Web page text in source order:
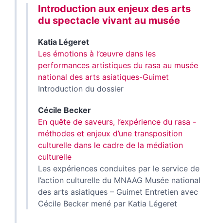
Introduction aux enjeux des arts
du spectacle vivant au musée
Katia Légeret
Les émotions à l’œuvre dans les
performances artistiques du rasa au musée
national des arts asiatiques-Guimet
Introduction du dossier
Cécile Becker
En quête de saveurs, l’expérience du rasa -
méthodes et enjeux d’une transposition
culturelle dans le cadre de la médiation
culturelle
Les expériences conduites par le service de
l’action culturelle du MNAAG Musée national
des arts asiatiques – Guimet Entretien avec
Cécile Becker mené par Katia Légeret